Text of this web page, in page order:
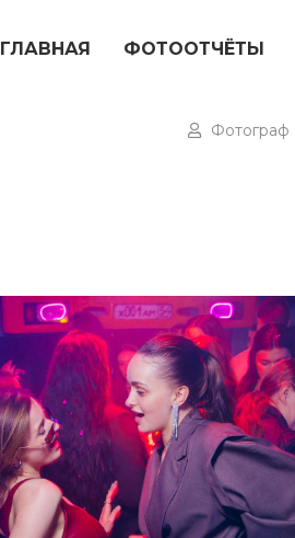
ГЛАВНАЯ ФОТООТЧЁТЫ
Фотограф